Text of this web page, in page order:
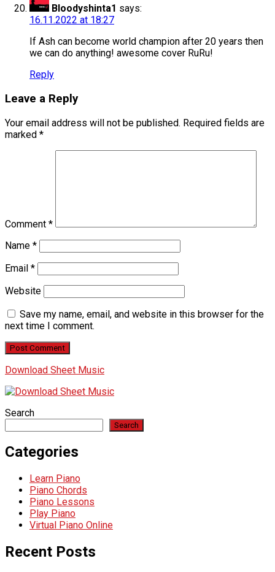
Bloodyshinta1 says:
16.11.2022 at 18:27
If Ash can become world champion after 20 years then
we can do anything! awesome cover RuRu!
Reply
Leave a Reply
Your email address will not be published. Required fields are
marked *
Comment *
Name *
Email *
Website
Save my name, email, and website in this browser for the
next time I comment.
Download Sheet Music
Search
Search
Categories
Learn Piano
Piano Chords
Piano Lessons
Play Piano
Virtual Piano Online
Recent Posts